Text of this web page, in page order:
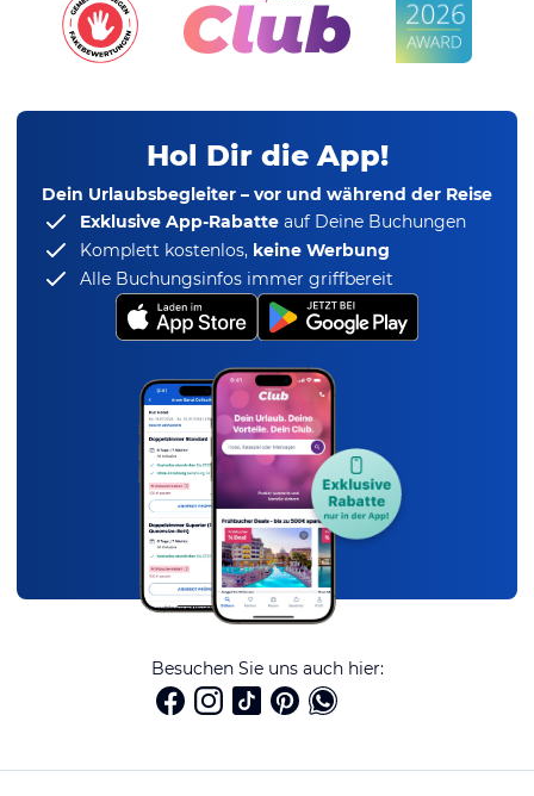
Hol Dir die App!
Dein Urlaubsbegleiter – vor und während der Reise
Exklusive App-Rabatte auf Deine Buchungen
Komplett kostenlos, keine Werbung
Alle Buchungsinfos immer griffbereit
Besuchen Sie uns auch hier: